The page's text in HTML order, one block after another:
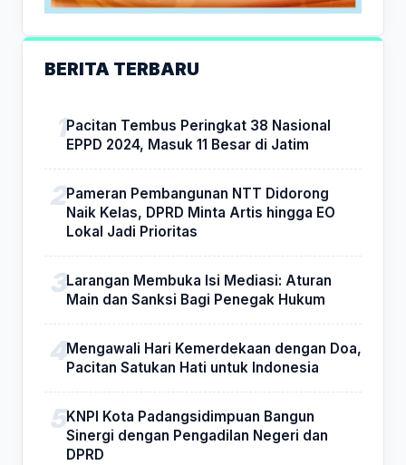
BERITA TERBARU
Pacitan Tembus Peringkat 38 Nasional
EPPD 2024, Masuk 11 Besar di Jatim
Pameran Pembangunan NTT Didorong
Naik Kelas, DPRD Minta Artis hingga EO
Lokal Jadi Prioritas
Larangan Membuka Isi Mediasi: Aturan
Main dan Sanksi Bagi Penegak Hukum
Mengawali Hari Kemerdekaan dengan Doa,
Pacitan Satukan Hati untuk Indonesia
KNPI Kota Padangsidimpuan Bangun
Sinergi dengan Pengadilan Negeri dan
DPRD